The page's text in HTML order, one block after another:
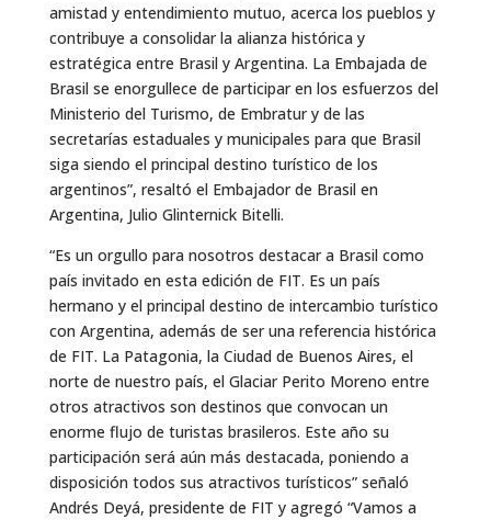
amistad y entendimiento mutuo, acerca los pueblos y
contribuye a consolidar la alianza histórica y
estratégica entre Brasil y Argentina. La Embajada de
Brasil se enorgullece de participar en los esfuerzos del
Ministerio del Turismo, de Embratur y de las
secretarías estaduales y municipales para que Brasil
siga siendo el principal destino turístico de los
argentinos”, resaltó el Embajador de Brasil en
Argentina, Julio Glinternick Bitelli.
“Es un orgullo para nosotros destacar a Brasil como
país invitado en esta edición de FIT. Es un país
hermano y el principal destino de intercambio turístico
con Argentina, además de ser una referencia histórica
de FIT. La Patagonia, la Ciudad de Buenos Aires, el
norte de nuestro país, el Glaciar Perito Moreno entre
otros atractivos son destinos que convocan un
enorme flujo de turistas brasileros. Este año su
participación será aún más destacada, poniendo a
disposición todos sus atractivos turísticos” señaló
Andrés Deyá, presidente de FIT y agregó “Vamos a